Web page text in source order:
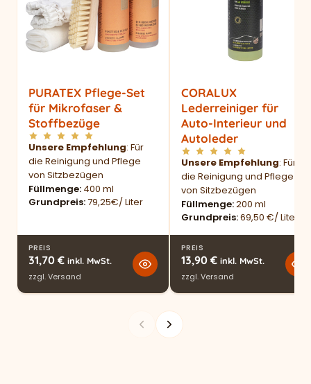
PURATEX Pflege-Set
für Mikrofaser &
Stoffbezüge
Unsere Empfehlung: Für
die Reinigung und Pflege
von Sitzbezügen
Füllmenge 400 ml
Grundpreis 79,25€/ Liter
PREIS
31,70 € inkl. MwSt.
zzgl.Versand
CORALUX
Lederreiniger für
Auto-Interieur und
Autoleder
Unsere Empfehlung: Für
die Reinigung und Pflege
von Sitzbezügen
Füllmenge 200 ml
Grundpreis 69,50 €/ Liter
PREIS
13,90 € inkl. MwSt.
zzgl.Versand